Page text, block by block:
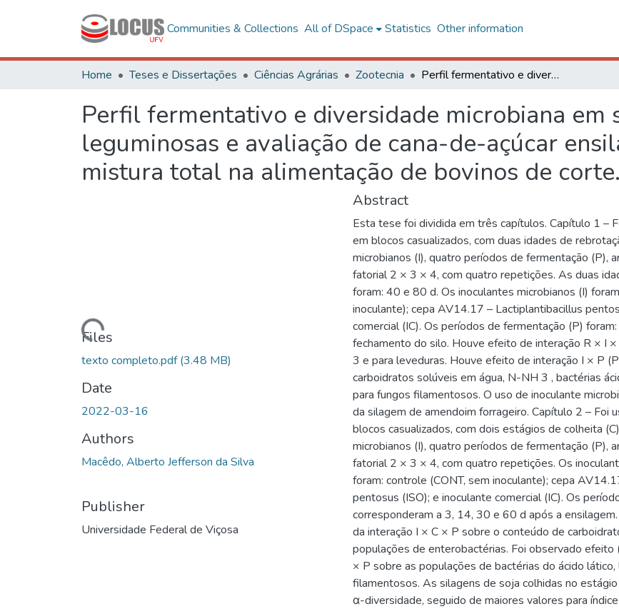
Communities & Collections All of DSpace Statistics Other information
Home Teses e Dissertações Ciências Agrárias Zootecnia Perfil fermentativo e diversidade microbiana em silagens de leguminosas e avaliação de cana-de-açúcar ensilada como ração em mistura total na alimentação de bovinos de corte.
Perfil fermentativo e diversidade microbiana em
leguminosas e avaliação de cana-de-açúcar
mistura total na alimentação de bovinos de corte.
Loading...
Files
texto completo.pdf(3.48 MB)
Date
2022-03-16
Authors
Macêdo, Alberto Jefferson da Silva
Publisher
Universidade Federal de Viçosa
Abstract
Esta tese foi dividida em três capítulos. Capítulo 1 –
em blocos casualizados, com duas idades de
microbianos (I), quatro períodos de fermentação (P),
fatorial 2 × 3 × 4, com quatro repetições. As duas
foram: 40 e 80 d. Os inoculantes microbianos (I)
inoculante); cepa AV14.17 – Lactiplantibacillus
comercial (IC). Os períodos de fermentação (P)
fechamento do silo. Houve efeito de interação R × I
3 e para leveduras. Houve efeito de interação I × P
carboidratos solúveis em água, N-NH 3 , bactérias
para fungos filamentosos. O uso de inoculante
da silagem de amendoim forrageiro. Capítulo 2 – Foi
blocos casualizados, com dois estágios de colheita
microbianos (I), quatro períodos de fermentação (P),
fatorial 2 × 3 × 4, com quatro repetições. Os
foram: controle (CONT, sem inoculante); cepa
pentosus (ISO); e inoculante comercial (IC). Os
corresponderam a 3, 14, 30 e 60 d após a
da interação I × C × P sobre o conteúdo de
populações de enterobactérias. Foi observado
× P sobre as populações de bactérias do ácido
filamentosos. As silagens de soja colhidas no
α-diversidade, seguido de maiores valores para